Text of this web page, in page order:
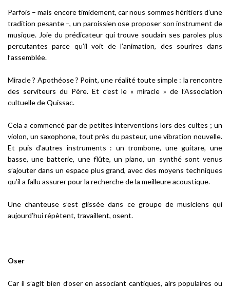
Parfois – mais encore timidement, car nous sommes héritiers d’une
tradition pesante –, un paroissien ose proposer son instrument de
musique. Joie du prédicateur qui trouve soudain ses paroles plus
percutantes parce qu’il voit de l’animation, des sourires dans
l’assemblée.
Miracle ? Apothéose ? Point, une réalité toute simple : la rencontre
des serviteurs du Père. Et c’est le « miracle » de l’Association
cultuelle de Quissac.
Cela a commencé par de petites interventions lors des cultes ; un
violon, un saxophone, tout près du pasteur, une vibration nouvelle.
Et puis d’autres instruments : un trombone, une guitare, une
basse, une batterie, une flûte, un piano, un synthé sont venus
s’ajouter dans un espace plus grand, avec des moyens techniques
qu’il a fallu assurer pour la recherche de la meilleure acoustique.
Une chanteuse s’est glissée dans ce groupe de musiciens qui
aujourd’hui répètent, travaillent, osent.
Oser
Car il s’agit bien d’oser en associant cantiques, airs populaires ou